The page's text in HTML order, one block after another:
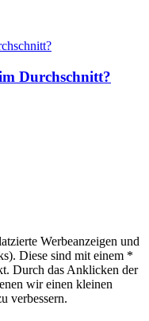
Durchschnitt?
Werbeanzeigen und
Diese sind mit einem *
Durch das Anklicken der
wir einen kleinen
verbessern.